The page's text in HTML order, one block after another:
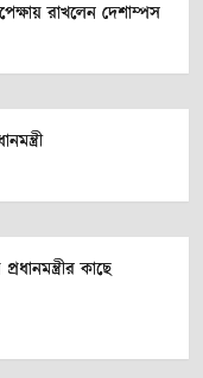
রাখলেন দেশাম্পস
কাছে